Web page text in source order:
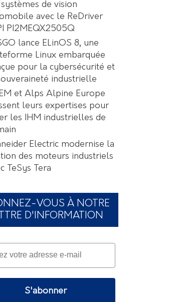
de vision
avec le ReDriver
PI2MEQX2505Q
lance ELinOS 8, une
Linux embarquée
pour la cybersécurité et
industrielle
et Alps Alpine Europe
leurs expertises pour
les IHM industrielles de
Electric modernise la
des moteurs industriels
TeSys Tera
VOUS À NOTRE
D'INFORMATION
S'abonner